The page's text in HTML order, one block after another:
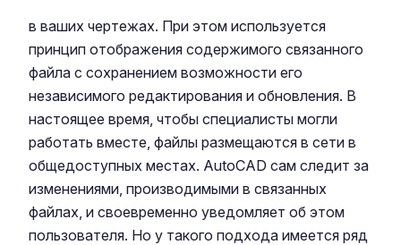
в ваших чертежах. При этом используется
принцип отображения содержимого связанного
файла с сохранением возможности его
независимого редактирования и обновления. В
настоящее время, чтобы специалисты могли
работать вместе, файлы размещаются в сети в
общедоступных местах. AutoCAD сам следит за
изменениями, производимыми в связанных
файлах, и своевременно уведомляет об этом
пользователя. Но у такого подхода имеется ряд